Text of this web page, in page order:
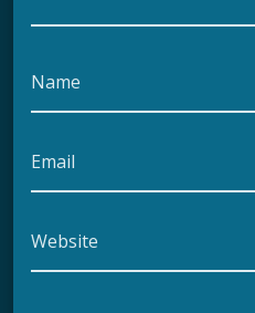
Name
Email
Website